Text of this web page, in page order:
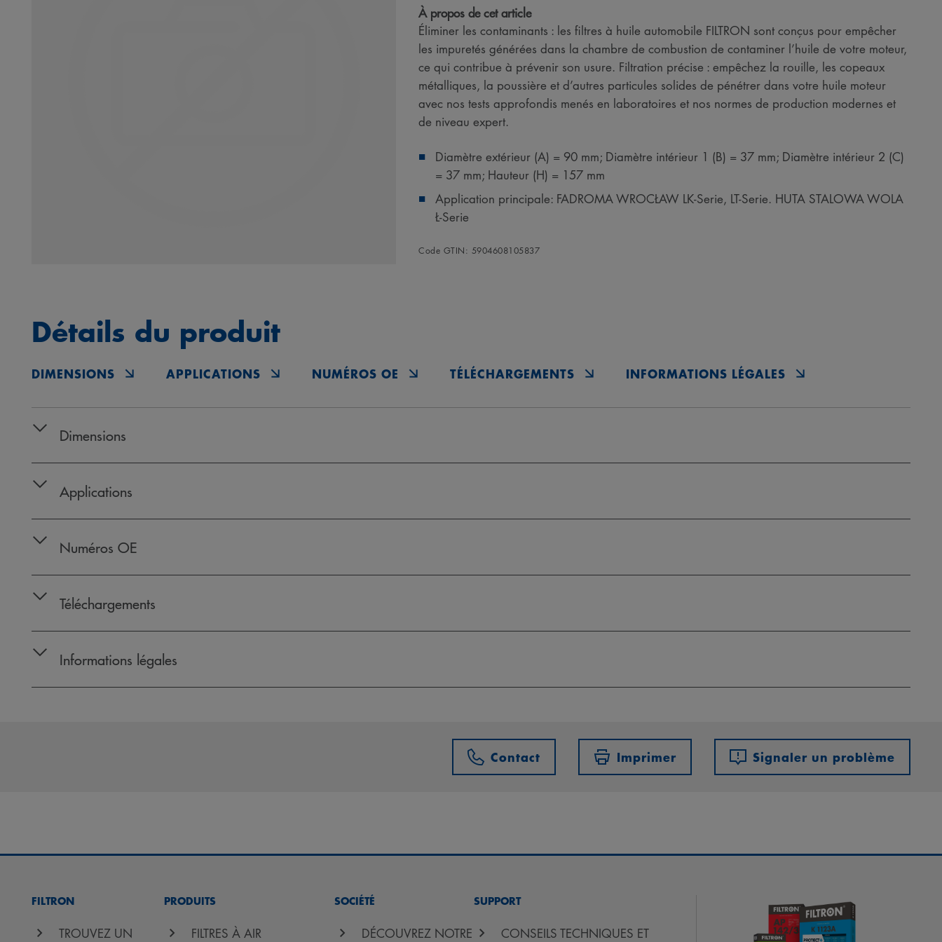
À propos de cet article
Éliminer les contaminants : les filtres à huile automobile FILTRON sont conçus pour empêcher
les impuretés générées dans la chambre de combustion de contaminer l’huile de votre moteur,
ce qui contribue à prévenir son usure. Filtration précise : empêchez la rouille, les copeaux
métalliques, la poussière et d’autres particules solides de pénétrer dans votre huile moteur
avec nos tests approfondis menés en laboratoires et nos normes de production modernes et
de niveau expert.
Diamètre extérieur (A) = 90 mm; Diamètre intérieur 1 (B) = 37 mm; Diamètre intérieur 2 (C)
= 37 mm; Hauteur (H) = 157 mm
Application principale: FADROMA WROCŁAW LK-Serie, LT-Serie. HUTA STALOWA WOLA
Ł-Serie
Code GTIN: 5904608105837
Détails du produit
DIMENSIONS APPLICATIONS NUMÉROS OE TÉLÉCHARGEMENTS INFORMATIONS LÉGALES
Dimensions
Applications
Numéros OE
Téléchargements
Informations légales
Contact Imprimer Signaler un problème
FILTRON
TROUVEZ UN
PRODUITS
FILTRES À AIR
SOCIÉTÉ
DÉCOUVREZ NOTRE
SUPPORT
CONSEILS TECHNIQUES ET